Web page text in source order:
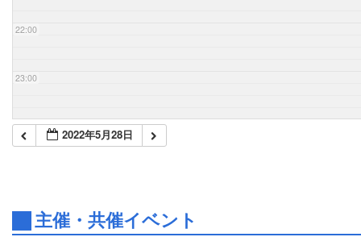
22:00
23:00
2022年5月28日
主催・共催イベント